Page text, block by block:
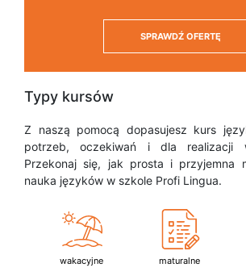
SPRAWDŹ OFERTĘ
Typy kursów
Z naszą pomocą dopasujesz kurs
potrzeb, oczekiwań i dla realizacji
Przekonaj się, jak prosta i przyjemna
nauka języków w szkole Profi Lingua.
wakacyjne maturalne